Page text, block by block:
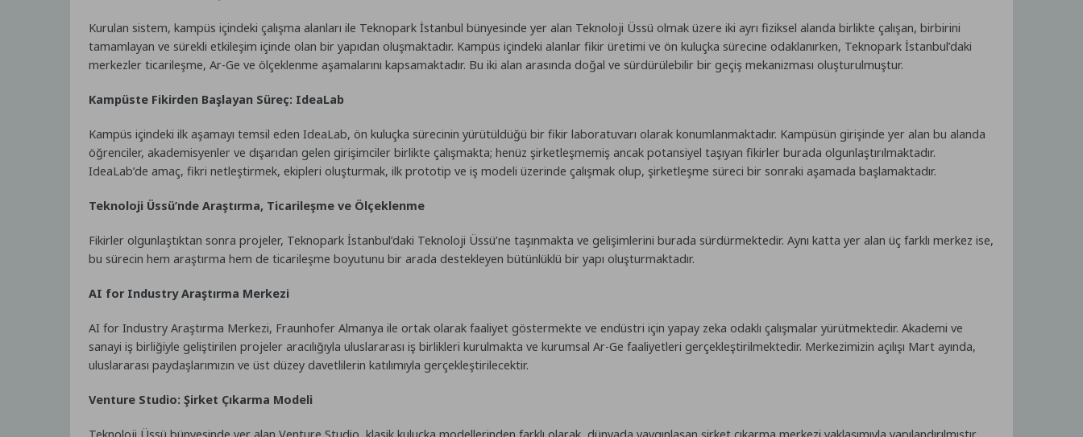
Kurulan sistem, kampüs içindeki çalışma alanları ile Teknopark İstanbul bünyesinde yer alan Teknoloji Üssü olmak üzere iki ayrı fiziksel alanda birlikte çalışan, birbirini
tamamlayan ve sürekli etkileşim içinde olan bir yapıdan oluşmaktadır. Kampüs içindeki alanlar fikir üretimi ve ön kuluçka sürecine odaklanırken, Teknopark İstanbul’daki
merkezler ticarileşme, Ar-Ge ve ölçeklenme aşamalarını kapsamaktadır. Bu iki alan arasında doğal ve sürdürülebilir bir geçiş mekanizması oluşturulmuştur.
Kampüste Fikirden Başlayan Süreç: IdeaLab
Kampüs içindeki ilk aşamayı temsil eden IdeaLab, ön kuluçka sürecinin yürütüldüğü bir fikir laboratuvarı olarak konumlanmaktadır. Kampüsün girişinde yer alan bu alanda
öğrenciler, akademisyenler ve dışarıdan gelen girişimciler birlikte çalışmakta; henüz şirketleşmemiş ancak potansiyel taşıyan fikirler burada olgunlaştırılmaktadır.
IdeaLab’de amaç, fikri netleştirmek, ekipleri oluşturmak, ilk prototip ve iş modeli üzerinde çalışmak olup, şirketleşme süreci bir sonraki aşamada başlamaktadır.
Teknoloji Üssü’nde Araştırma, Ticarileşme ve Ölçeklenme
Fikirler olgunlaştıktan sonra projeler, Teknopark İstanbul’daki Teknoloji Üssü’ne taşınmakta ve gelişimlerini burada sürdürmektedir. Aynı katta yer alan üç farklı merkez ise,
bu sürecin hem araştırma hem de ticarileşme boyutunu bir arada destekleyen bütünlüklü bir yapı oluşturmaktadır.
AI for Industry Araştırma Merkezi
AI for Industry Araştırma Merkezi, Fraunhofer Almanya ile ortak olarak faaliyet göstermekte ve endüstri için yapay zeka odaklı çalışmalar yürütmektedir. Akademi ve
sanayi iş birliğiyle geliştirilen projeler aracılığıyla uluslararası iş birlikleri kurulmakta ve kurumsal Ar-Ge faaliyetleri gerçekleştirilmektedir. Merkezimizin açılışı Mart ayında,
uluslararası paydaşlarımızın ve üst düzey davetlilerin katılımıyla gerçekleştirilecektir.
Venture Studio: Şirket Çıkarma Modeli